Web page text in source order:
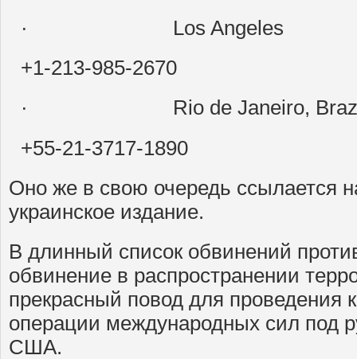
· Los Angeles
+1-213-985-2670
· Rio de Janeiro,
+55-21-3717-1890
Оно же в свою очередь ссылается
украинское издание.
В длинный список обвинений
обвинение в распространении
прекрасный повод для проведения
операции международных сил под
США.